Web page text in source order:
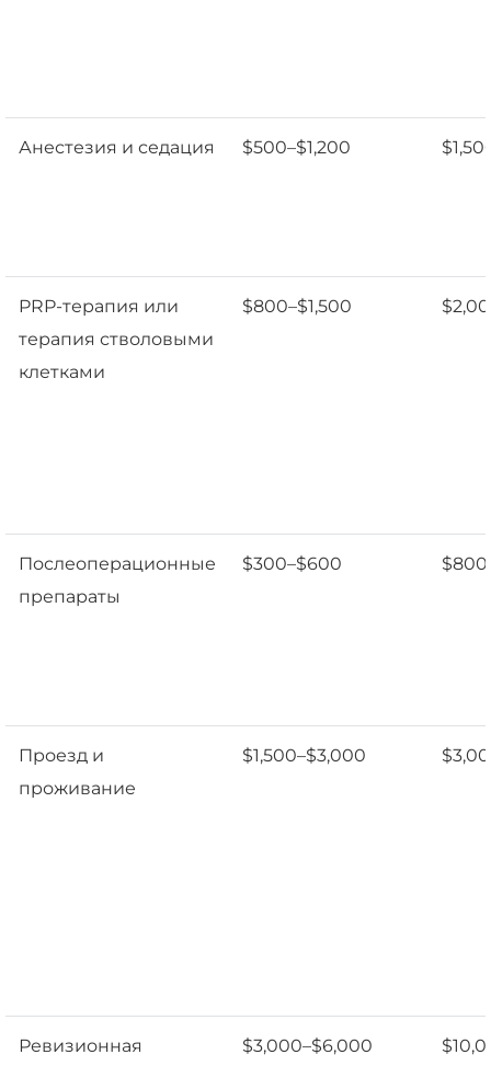
Анестезия и седация $500–$1,200
PRP-терапия или
терапия стволовыми
клетками
$800–$1,500
Послеоперационные
препараты
$300–$600
Проезд и
проживание
$1,500–$3,000
Ревизионная
$3,000–$6,000